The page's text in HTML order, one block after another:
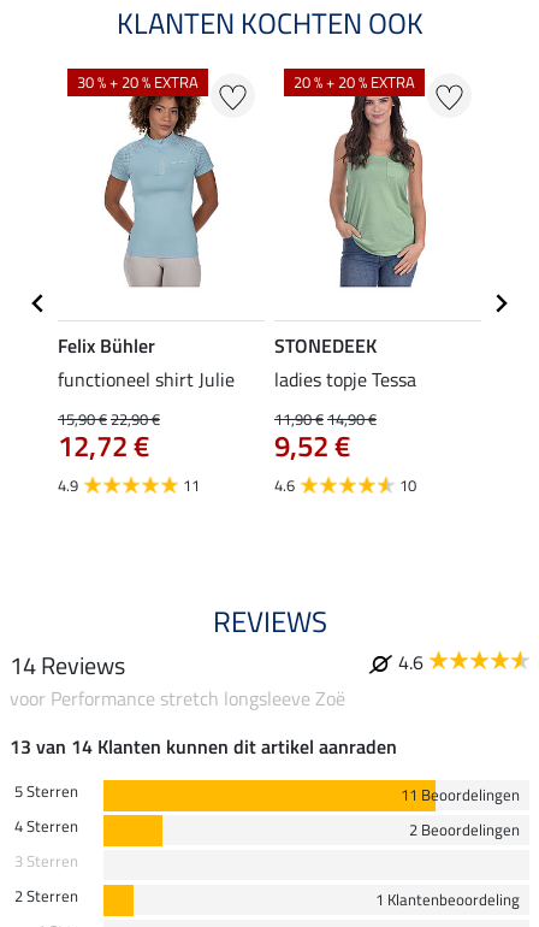
KLANTEN KOCHTEN OOK
30 % + 20 % EXTRA
Felix Bühler
functioneel shirt Julie
15,90 €22,90 €
12,72 €
4.9 11
20 % + 20 % EXTRA
STONEDEEK
ladies topje Tessa
11,90 €14,90 €
9,52 €
4.6 10
REVIEWS
14 Reviews
4.6
voor Performance stretch longsleeve Zoë
13 van 14 Klanten kunnen dit artikel aanraden
5 Sterren
11 Beoordelingen
4 Sterren
2 Beoordelingen
3 Sterren
2 Sterren
1 Klantenbeoordeling